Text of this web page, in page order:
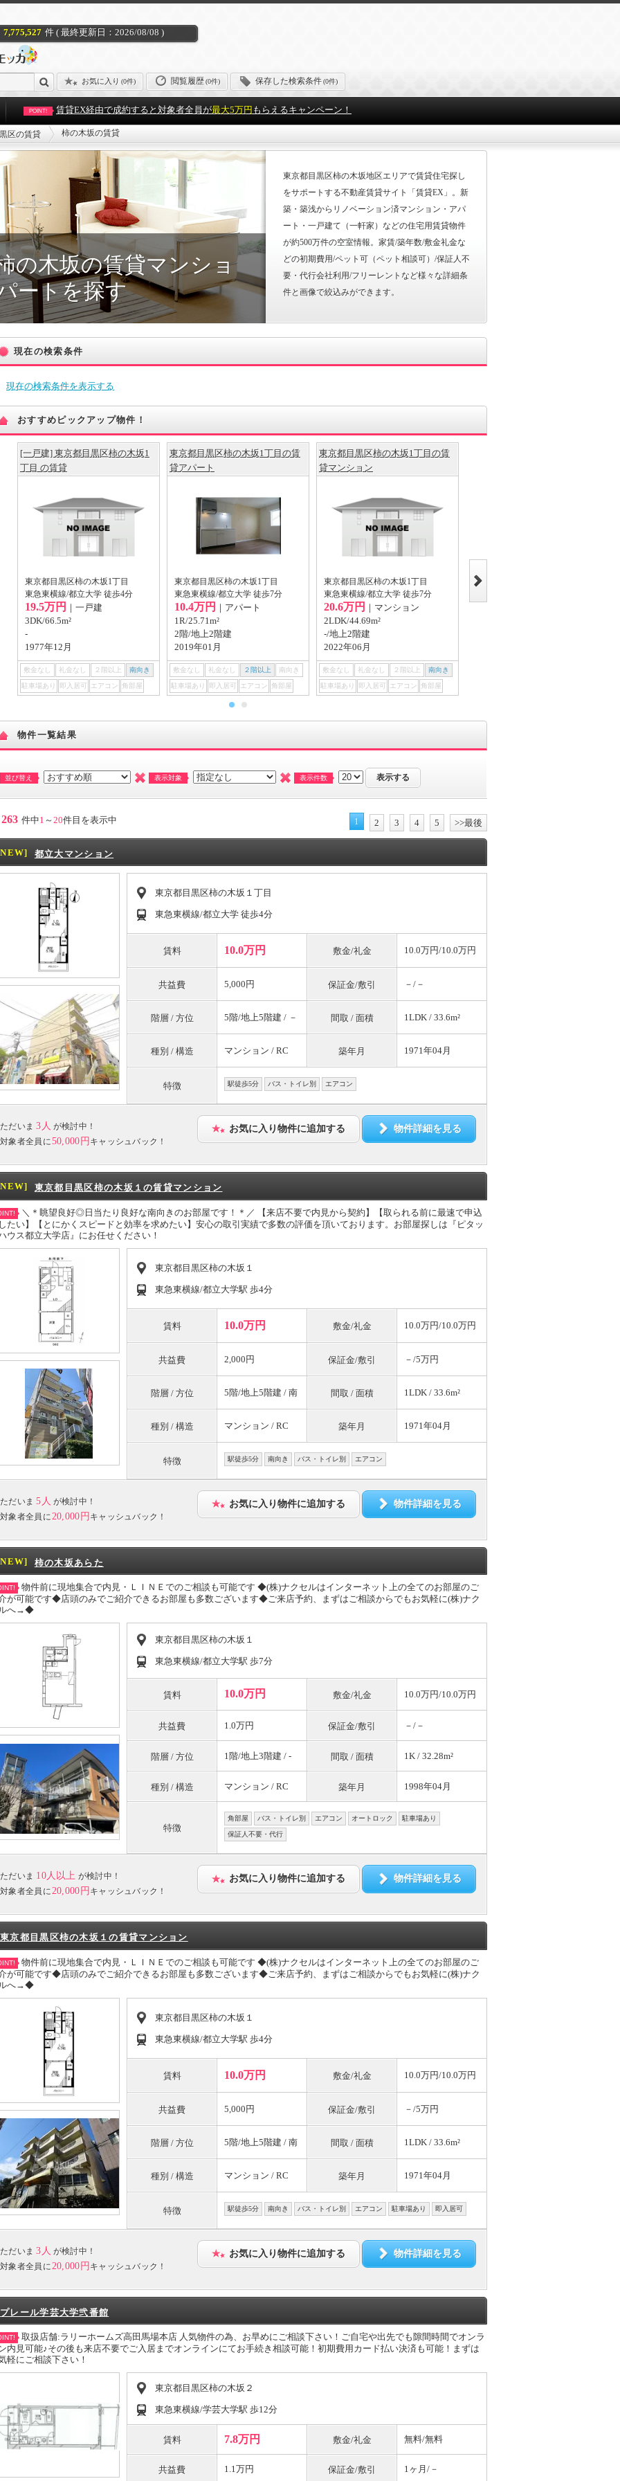
7,775,527 件 ( 最終更新日：2026/08/08 )
お気に入り (0件) 閲覧履歴(0件) 保存した検索条件(0件)
POINT! 賃貸EX経由で成約すると対象者全員が最大5万円 もらえるキャンペーン！
区の賃貸 柿の木坂の賃貸
の木坂の賃貸マンショ
ートを探す
東京都目黒区柿の木坂地区エリアで賃貸住宅探し
をサポートする不動産賃貸サイト「賃貸EX」。新
築・築浅からリノベーション済マンション・アパ
ート・一戸建て（一軒家）などの住宅用賃貸物件
が約500万件の空室情報。家賃/築年数/敷金礼金な
どの初期費用/ペット可（ペット相談可）/保証人不
要・代行会社利用/フリーレントなど様々な詳細条
件と画像で絞込みができます。
現在の検索条件
現在の検索条件を表示する
おすすめピックアップ物件！
[一戸建] 東京都目黒区柿の木坂1
丁目 の賃貸
東京都目黒区柿の木坂1丁目
東急東横線/都立大学 徒歩4分
19.5万円 ｜一戸建
3DK/66.5m²
-
1977年12月
敷金なし 礼金なし ２階以上 南向き
駐車場あり 即入居可 エアコン 角部屋
東京都目黒区柿の木坂1丁目の賃
貸アパート
東京都目黒区柿の木坂1丁目
東急東横線/都立大学 徒歩7分
10.4万円 ｜アパート
1R/25.71m²
2階/地上2階建
2019年01月
敷金なし 礼金なし ２階以上 南向き
駐車場あり 即入居可 エアコン 角部屋
東京都目黒区柿の木坂1丁目の賃
貸マンション
東京都目黒区柿の木坂1丁目
東急東横線/都立大学 徒歩7分
20.6万円 ｜マンション
2LDK/44.69m²
-/地上2階建
2022年06月
敷金なし 礼金なし ２階以上 南向き
駐車場あり 即入居可 エアコン 角部屋
東京都目黒区柿の木坂1丁目
物件一覧結果
並び替え 表示対象 表示件数
263 件中1 ～ 20件目を表示中 1 2 3 4 5 >>最後
都立大マンション
東京都目黒区柿の木坂１丁目
東急東横線/都立大学 徒歩4分
賃料 10.0万円 敷金/礼金 10.0万円/10.0万円
共益費 5,000円 保証金/敷引 －/－
階層 / 方位 5階/地上5階建 / － 間取 / 面積 1LDK / 33.6m²
種別 / 構造 マンション / RC 築年月 1971年04月
特徴 駅徒歩5分 バス・トイレ別 エアコン
ただいま 3人 が検討中！
対象者全員に50,000円 キャッシュバック！
お気に入り物件に追加する 物件詳細を見る
東京都目黒区柿の木坂１の賃貸マンション
＼＊眺望良好◎日当たり良好な南向きのお部屋です！＊／ 【来店不要で内見から契約】【取られる前に最速で申込
たい】【とにかくスピードと効率を求めたい】安心の取引実績で多数の評価を頂いております。お部屋探しは『ピタッ
ウス都立大学店』にお任せください！
東京都目黒区柿の木坂１
東急東横線/都立大学駅 歩4分
賃料 10.0万円 敷金/礼金 10.0万円/10.0万円
共益費 2,000円 保証金/敷引 －/5万円
階層 / 方位 5階/地上5階建 / 南 間取 / 面積 1LDK / 33.6m²
種別 / 構造 マンション / RC 築年月 1971年04月
特徴 駅徒歩5分 南向き バス・トイレ別 エアコン
ただいま 5人 が検討中！
対象者全員に 20,000円 キャッシュバック！
お気に入り物件に追加する 物件詳細を見る
柿の木坂あらた
物件前に現地集合で内見・ＬＩＮＥでのご相談も可能です ◆(株)ナクセルはインターネット上の全てのお部屋のご
が可能です◆店頭のみでご紹介できるお部屋も多数ございます◆ご来店予約、まずはご相談からでもお気軽に(株)ナク
へ→◆
東京都目黒区柿の木坂１
東急東横線/都立大学駅 歩7分
賃料 10.0万円 敷金/礼金 10.0万円/10.0万円
共益費 1.0万円 保証金/敷引 －/－
階層 / 方位 1階/地上3階建 / - 間取 / 面積 1K / 32.28m²
種別 / 構造 マンション / RC 築年月 1998年04月
特徴
角部屋 バス・トイレ別 エアコン オートロック 駐車場あり
保証人不要・代行
ただいま 10人以上 が検討中！
対象者全員に20,000円 キャッシュバック！
お気に入り物件に追加する 物件詳細を見る
東京都目黒区柿の木坂１の賃貸マンション
物件前に現地集合で内見・ＬＩＮＥでのご相談も可能です ◆(株)ナクセルはインターネット上の全てのお部屋のご
が可能です◆店頭のみでご紹介できるお部屋も多数ございます◆ご来店予約、まずはご相談からでもお気軽に(株)ナク
へ→◆
東京都目黒区柿の木坂１
東急東横線/都立大学駅 歩4分
賃料 10.0万円 敷金/礼金 10.0万円/10.0万円
共益費 5,000円 保証金/敷引 －/5万円
階層 / 方位 5階/地上5階建 / 南 間取 / 面積 1LDK / 33.6m²
種別 / 構造 マンション / RC 築年月 1971年04月
特徴 駅徒歩5分 南向き バス・トイレ別 エアコン 駐車場あり 即入居可
ただいま 3人 が検討中！
対象者全員に 20,000円 キャッシュバック！
お気に入り物件に追加する 物件詳細を見る
プレール学芸大学弐番館
取扱店舗:ラリーホームズ高田馬場本店 人気物件の為、お早めにご相談下さい！ご自宅や出先でも隙間時間でオンラ
内見可能♪その後も来店不要でご入居までオンラインにてお手続き相談可能！初期費用カード払い決済も可能！まずは
軽にご相談下さい！
東京都目黒区柿の木坂２
東急東横線/学芸大学駅 歩12分
賃料 7.8万円 敷金/礼金 無料/無料
共益費 1.1万円 保証金/敷引 1ヶ月/－